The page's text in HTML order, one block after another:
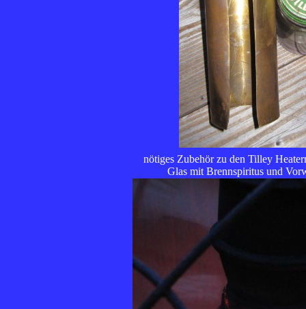
nötiges Zubehör zu den Tilley
Glas mit Brennspiritus und